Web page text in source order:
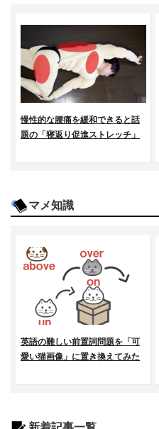
慢性的な腰痛を緩和できると話
題の「寝返り促進ストレッチ」
マメ知識
英語の難しい前置詞問題を「可
愛い猫画像」に置き換えてみた